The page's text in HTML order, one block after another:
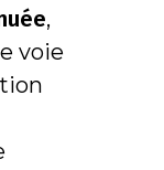
,
voie